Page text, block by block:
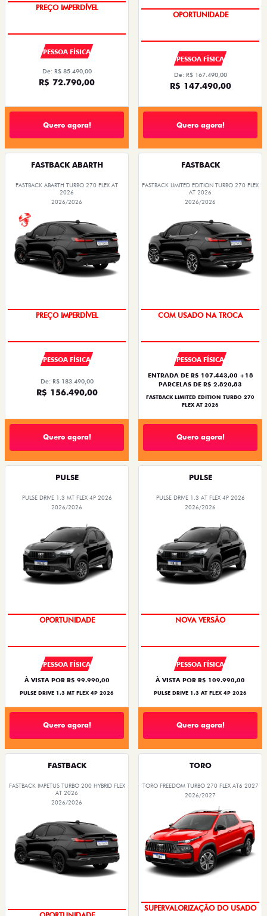
PREÇO IMPERDÍVEL
PESSOA FÍSICA
De: R$ 85.490,00
R$ 72.790,00
Quero agora!
OPORTUNIDADE
PESSOA FÍSICA
De: R$ 167.490,00
R$ 147.490,00
Quero agora!
FASTBACK ABARTH
FASTBACK ABARTH TURBO 270 FLEX AT
2026
2026/2026
PREÇO IMPERDÍVEL
PESSOA FÍSICA
De: R$ 183.490,00
R$ 156.490,00
Quero agora!
FASTBACK
FASTBACK LIMITED EDITION TURBO 270 FLEX
AT 2026
2026/2026
COM USADO NA TROCA
PESSOA FÍSICA
ENTRADA DE R$ 107.443,00 +18
PARCELAS DE R$ 2.820,83
FASTBACK LIMITED EDITION TURBO 270
FLEX AT 2026
Quero agora!
PULSE
PULSE DRIVE 1.3 MT FLEX 4P 2026
2026/2026
OPORTUNIDADE
PESSOA FÍSICA
À VISTA POR R$ 99.990,00
PULSE DRIVE 1.3 MT FLEX 4P 2026
Quero agora!
PULSE
PULSE DRIVE 1.3 AT FLEX 4P 2026
2026/2026
NOVA VERSÃO
PESSOA FÍSICA
À VISTA POR R$ 109.990,00
PULSE DRIVE 1.3 AT FLEX 4P 2026
Quero agora!
FASTBACK
FASTBACK IMPETUS TURBO 200 HYBRID FLEX
AT 2026
2026/2026
TORO
TORO FREEDOM TURBO 270 FLEX AT6 2027
2026/2027
SUPERVALORIZAÇÃO DO USADO